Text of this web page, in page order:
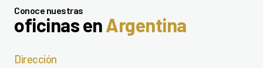
Conoce nuestras
oficinas enArgentina
Dirección